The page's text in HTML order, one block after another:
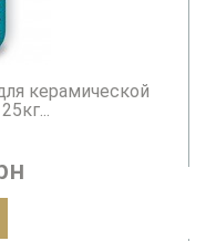
керамической